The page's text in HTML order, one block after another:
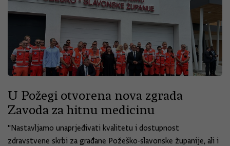
U Požegi otvorena nova zgrada
Zavoda za hitnu medicinu
"Nastavljamo unaprjeđivati kvalitetu i dostupnost
zdravstvene skrbi za građane Požeško-slavonske županije, ali i